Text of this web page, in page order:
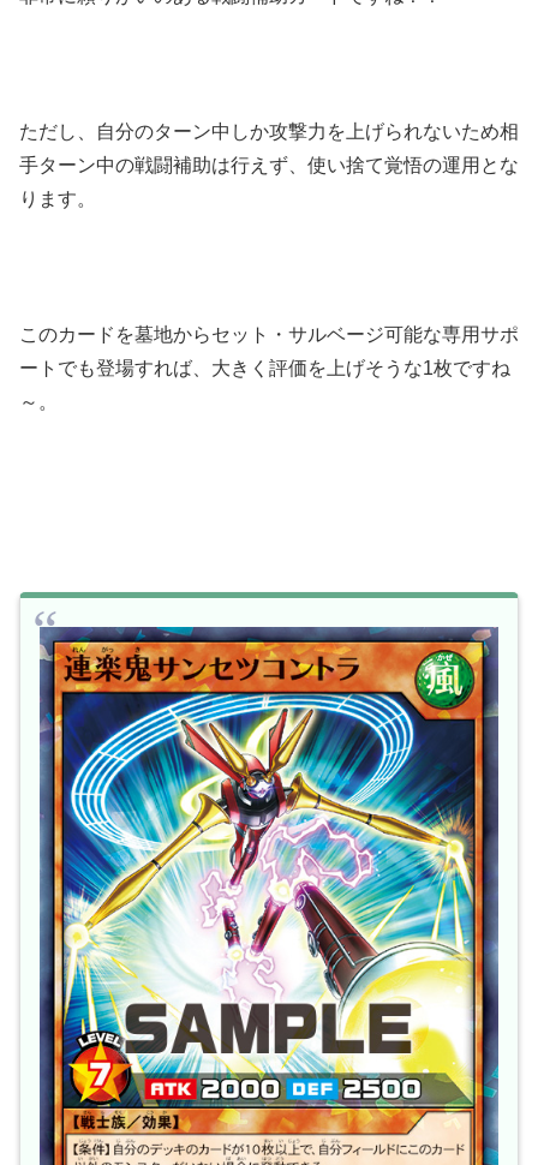
ただし、自分のターン中しか攻撃力を上げられないため相
手ターン中の戦闘補助は行えず、使い捨て覚悟の運用とな
ります。
このカードを墓地からセット・サルベージ可能な専用サポ
ートでも登場すれば、大きく評価を上げそうな1枚ですね
～。